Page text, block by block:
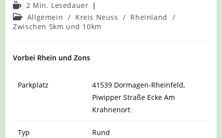
veröffentlicht:
Lesedauer:
2 Min. Lesedauer
Beitrags-
Kategorie:
Allgemein / Kreis Neuss / Rheinland
/
Zwischen 5km und 10km
Vorbei Rhein und Zons
Parkplatz
41539 Dormagen-Rheinfeld,
Piwipper Straße Ecke Am
Krahnenort
Typ Rund